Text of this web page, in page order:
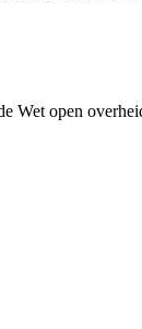
Wet open